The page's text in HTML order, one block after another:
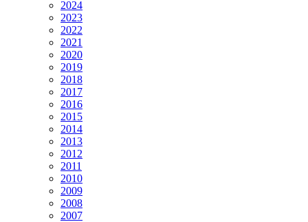
2024
2023
2022
2021
2020
2019
2018
2017
2016
2015
2014
2013
2012
2011
2010
2009
2008
2007